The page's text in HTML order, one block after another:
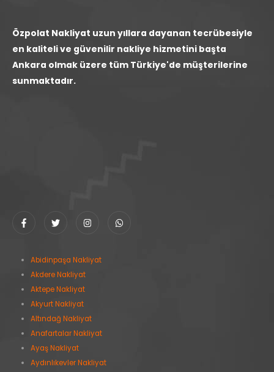
Özpolat Nakliyat uzun yıllara dayanan tecrübesiyle
en kaliteli ve güvenilir nakliye hizmetini başta
Ankara olmak üzere tüm Türkiye'de müşterilerine
sunmaktadır.
Abidinpaşa Nakliyat
Akdere Nakliyat
Aktepe Nakliyat
Akyurt Nakliyat
Altındağ Nakliyat
Anafartalar Nakliyat
Ayaş Nakliyat
Aydınlıkevler Nakliyat